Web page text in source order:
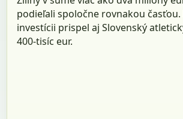
podieľali spoločne rovnakou časťou.
investícii prispel aj Slovenský
400-tisíc eur.